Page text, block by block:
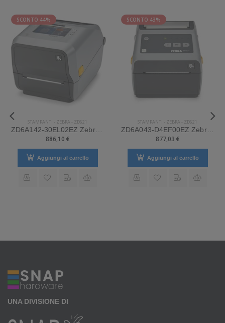
SCONTO 44%
STAMPANTI - ZEBRA - ZD621
ZD6A142-30EL02EZ Zebra Mod. ZD621. Stampante di etichette.
886,10 €
Aggiungi al carrello
SCONTO 43%
STAMPANTI - ZEBRA - ZD621
ZD6A043-D4EF00EZ Zebra Mod. ZD621. Stampante di etichette.
877,03 €
Aggiungi al carrello
UNA DIVISIONE DI